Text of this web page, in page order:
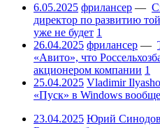
6.05.2025 фрилансер —
директор по развитию
уже не будет 1
26.04.2025 фрилансер —
«Авито», что
акционером компании 1
25.04.2025 Vladimir
«Пуск» в Windows
23.04.2025 Юрий Синодов